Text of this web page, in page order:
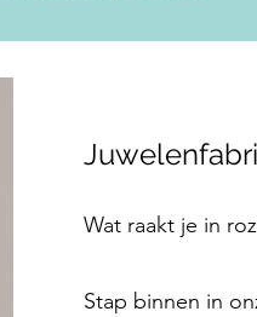
Wat raakt je in
Stap binnen in